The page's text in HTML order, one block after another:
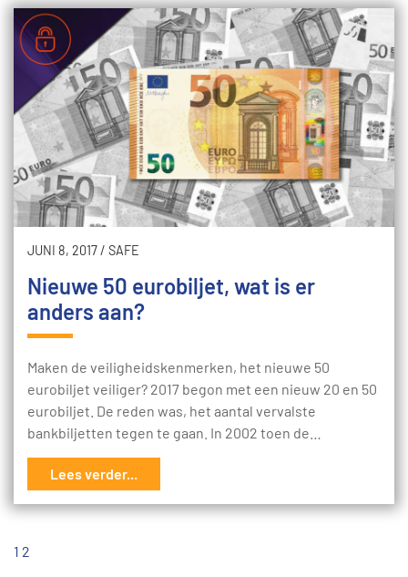
JUNI 8, 2017/ SAFE
Nieuwe 50 eurobiljet, wat is er
anders aan?
Maken de veiligheidskenmerken, het nieuwe 50
eurobiljet veiliger? 2017 begon met een nieuw 20 en 50
eurobiljet. De reden was, het aantal vervalste
bankbiljetten tegen te gaan. In 2002 toen de…
Lees verder...
1 2